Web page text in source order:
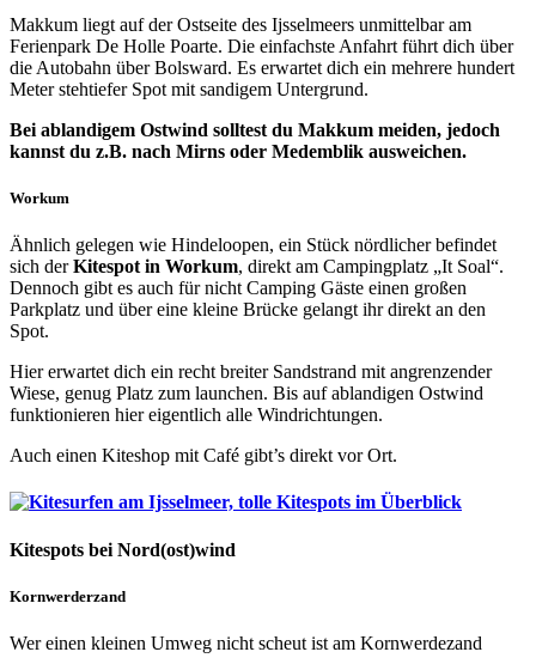
Makkum liegt auf der Ostseite des Ijsselmeers unmittelbar am
Ferienpark De Holle Poarte. Die einfachste Anfahrt führt dich über
die Autobahn über Bolsward. Es erwartet dich ein mehrere hundert
Meter stehtiefer Spot mit sandigem Untergrund.
Bei ablandigem Ostwind solltest du Makkum meiden, jedoch
kannst du z.B. nach Mirns oder Medemblik ausweichen.
Workum
Ähnlich gelegen wie Hindeloopen, ein Stück nördlicher befindet
sich derKitespot in Workum, direkt am Campingplatz „It Soal“.
Dennoch gibt es auch für nicht Camping Gäste einen großen
Parkplatz und über eine kleine Brücke gelangt ihr direkt an den
Spot.
Hier erwartet dich ein recht breiter Sandstrand mit angrenzender
Wiese, genug Platz zum launchen. Bis auf ablandigen Ostwind
funktionieren hier eigentlich alle Windrichtungen.
Auch einen Kiteshop mit Café gibt’s direkt vor Ort.
Kitespots bei Nord(ost)wind
Kornwerderzand
Wer einen kleinen Umweg nicht scheut ist am Kornwerdezand